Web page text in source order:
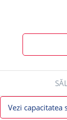
Vezi capacitatea